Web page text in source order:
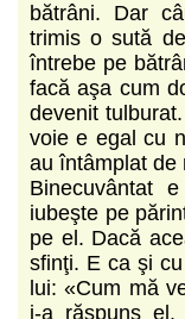
bătrâni. Dar
trimis o sută
întrebe pe
facă aşa cum
devenit
voie e egal cu
au întâmplat de
Binecuvântat
iubeşte pe
pe el. Dacă
sfinţi. E ca şi
lui: «Cum mă
i-a răspuns